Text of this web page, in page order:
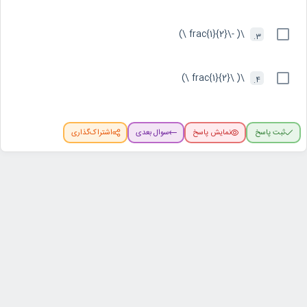
3.
\( -\frac{1}{2} \)
4.
\( \frac{1}{2} \)
ثبت پاسخ نمایش پاسخ سوال بعدی اشتراک‌گذاری